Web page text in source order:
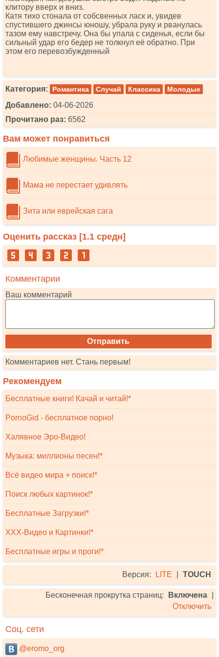
клитору вверх и вниз.
Катя тихо стонала от собсвенных ласк и, увидев
спустившего джинсы юношу, убрала руку и рванулась
тазом ему навстречу. Она бы упала с сиденья, если бы
сильный удар его бедер не толкнул её обратно. При
этом его перевозбужденный
Категория: Романтика Случай Классика Молодые
Добавлено: 04-06-2026
Прочитано раз: 6562
Вам может понравиться
Любимые женщины. Часть 12
Мама не перестает удивлять
Зита или еврейская сага
Оценить рассказ [1.1 средн]
Комментарии
Ваш комментарий
Комментариев нет. Стань первым!
Рекомендуем
Бесплатные книги! Качай и читай!*
PornoGid - бесплатное порно!
Халявное Эро-Видео!
Музыка: миллионы песен!*
Всё видео мира + поиск!*
Поиск любых картинок!*
Бесплатные Загрузки!*
XXX-Видео и Картинки!*
Бесплатные игры и проги!*
Версия: LITE TOUCH
Бесконечная прокрутка страниц: Включена
Отключить
Соц. сети
@eromo_org